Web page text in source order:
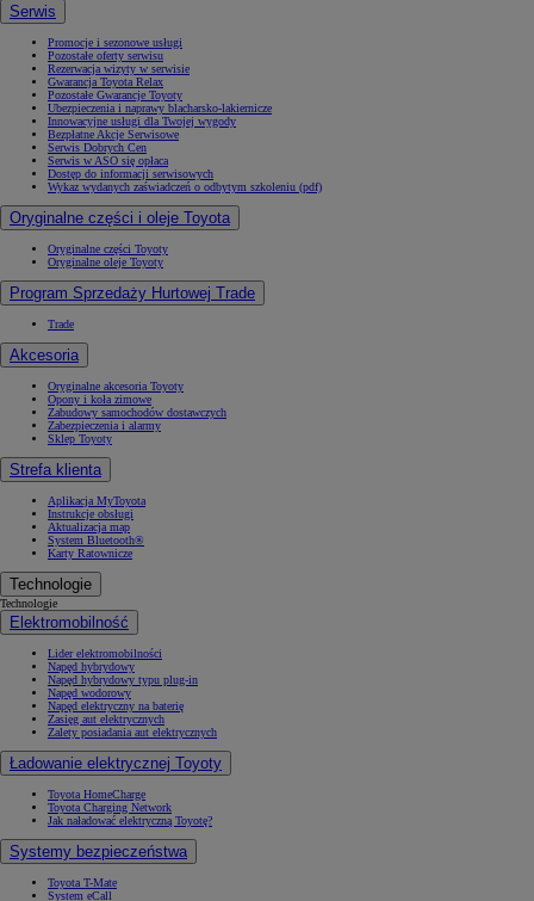
Serwis
Promocje i sezonowe usługi
Pozostałe oferty serwisu
Rezerwacja wizyty w serwisie
Gwarancja Toyota Relax
Pozostałe Gwarancje Toyoty
Ubezpieczenia i naprawy blacharsko-lakiernicze
Innowacyjne usługi dla Twojej wygody
Bezpłatne Akcje Serwisowe
Serwis Dobrych Cen
Serwis w ASO się opłaca
Dostęp do informacji serwisowych
Wykaz wydanych zaświadczeń o odbytym szkoleniu (pdf)
Oryginalne części i oleje Toyota
Oryginalne części Toyoty
Oryginalne oleje Toyoty
Program Sprzedaży Hurtowej Trade
Trade
Akcesoria
Oryginalne akcesoria Toyoty
Opony i koła zimowe
Zabudowy samochodów dostawczych
Zabezpieczenia i alarmy
Sklep Toyoty
Strefa klienta
Aplikacja MyToyota
Instrukcje obsługi
Aktualizacja map
System Bluetooth®
Karty Ratownicze
Technologie
Technologie
Elektromobilność
Lider elektromobilności
Napęd hybrydowy
Napęd hybrydowy typu plug-in
Napęd wodorowy
Napęd elektryczny na baterię
Zasięg aut elektrycznych
Zalety posiadania aut elektrycznych
Ładowanie elektrycznej Toyoty
Toyota HomeCharge
Toyota Charging Network
Jak naładować elektryczną Toyotę?
Systemy bezpieczeństwa
Toyota T-Mate
System eCall